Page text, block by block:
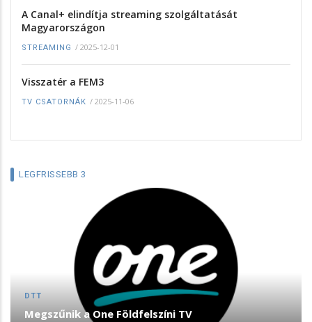
A Canal+ elindítja streaming szolgáltatását
Magyarországon
STREAMING / 2025-12-01
Visszatér a FEM3
TV CSATORNÁK / 2025-11-06
LEGFRISSEBB 3
DTT
Megszűnik a One Földfelszíni TV